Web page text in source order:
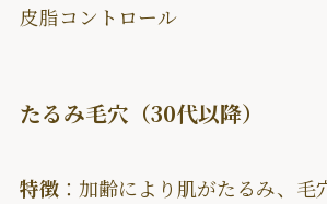
皮脂コントロール
たるみ毛穴（30代以降）
特徴：加齢により肌がたるみ、毛